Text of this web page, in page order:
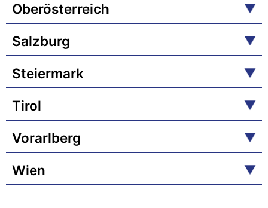
Oberösterreich
Salzburg
Steiermark
Tirol
Vorarlberg
Wien